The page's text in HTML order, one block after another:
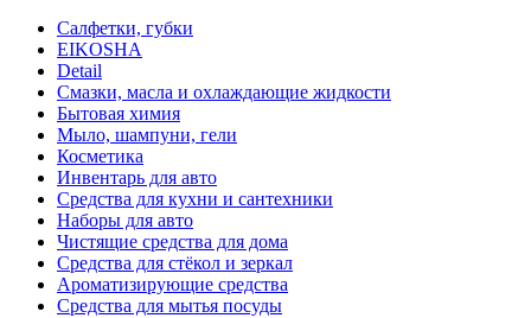
Салфетки, губки
EIKOSHA
Detail
Смазки, масла и охлаждающие жидкости
Бытовая химия
Мыло, шампуни, гели
Косметика
Инвентарь для авто
Средства для кухни и сантехники
Наборы для авто
Чистящие средства для дома
Средства для стёкол и зеркал
Ароматизирующие средства
Средства для мытья посуды